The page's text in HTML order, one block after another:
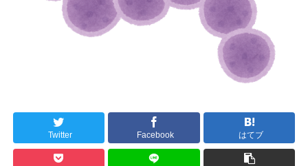
Twitter Facebook はてブ